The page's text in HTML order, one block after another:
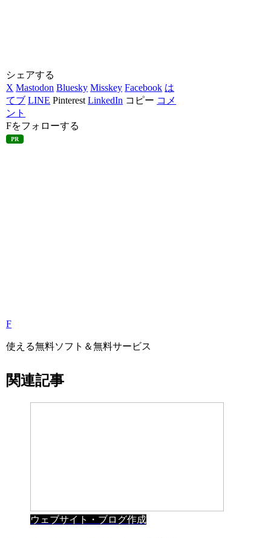
シェアする
X Mastodon Bluesky Misskey Facebook は
てブ LINE Pinterest LinkedIn コピー コメ
ント
Fをフォローする
PR
F
使える無料ソフト＆無料サービス
関連記事
ウェブサイト・ブログ作成